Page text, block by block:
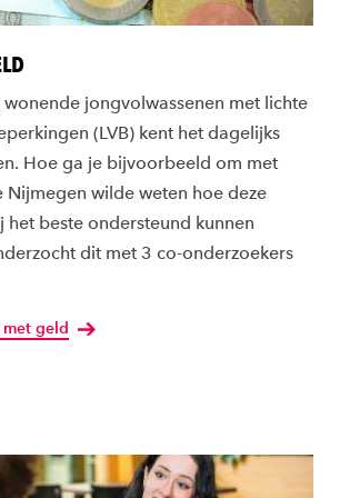
jongvolwassenen met lichte
(LVB) kent het dagelijks
Hoe ga je bijvoorbeeld om met
Nijmegen wilde weten hoe deze
het beste ondersteund kunnen
dit met 3 co-onderzoekers
geld